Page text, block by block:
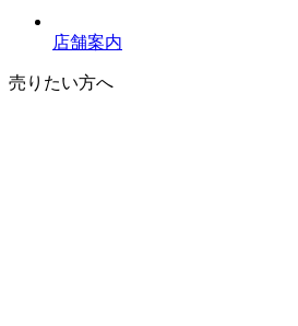
店舗案内
売りたい方へ